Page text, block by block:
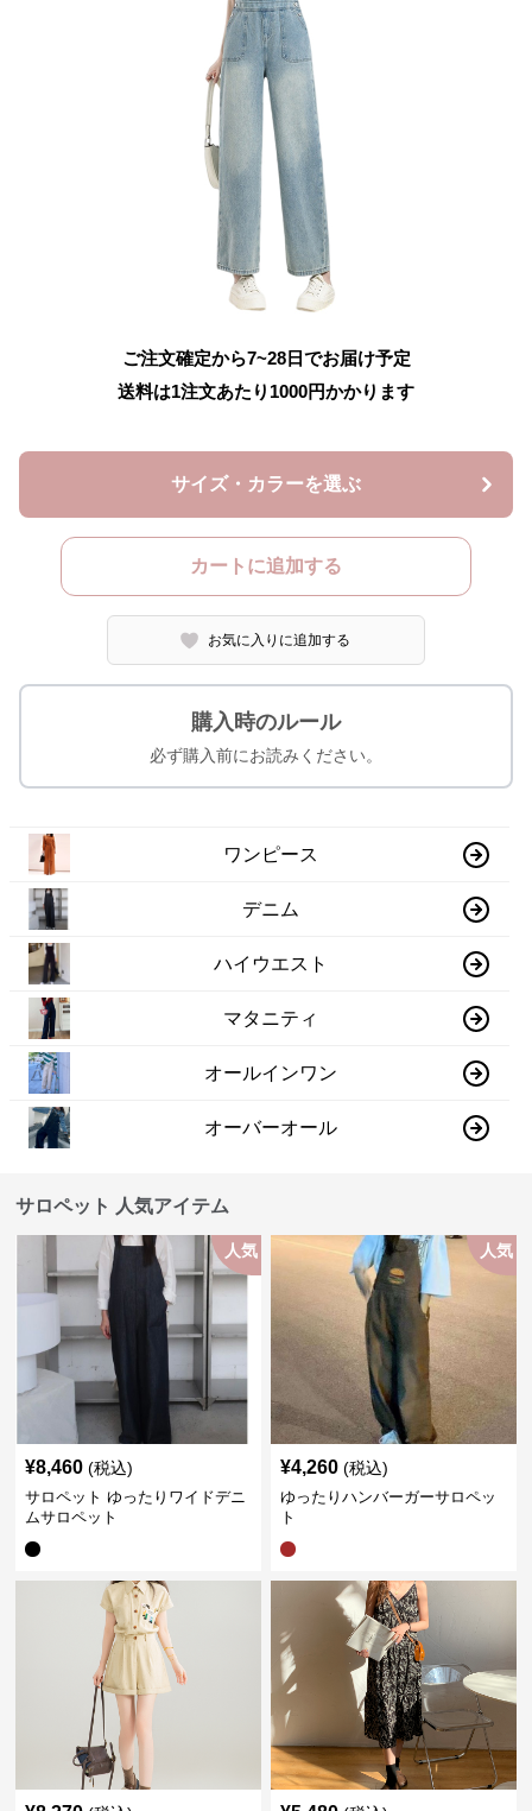
ご注文確定から7~28日でお届け予定
送料は1注文あたり 1000円かかります
サイズ・カラーを選ぶ
カートに追加する
お気に入りに追加する
購入時のルール
必ず購入前にお読みください。
ワンピース
デニム
ハイウエスト
マタニティ
オールインワン
オーバーオール
サロペット 人気アイテム
人気
¥8,460 (税込)
サロペット ゆったりワイドデニ
ムサロペット
人気
¥4,260 (税込)
ゆったりハンバーガーサロペッ
ト